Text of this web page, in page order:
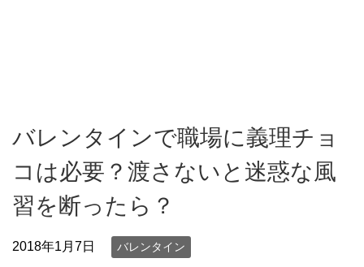
バレンタインで職場に義理チョ
コは必要？渡さないと迷惑な風
習を断ったら？
2018年1月7日 バレンタイン